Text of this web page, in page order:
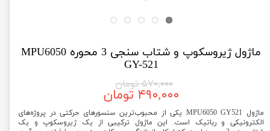
ماژول ژیروسکوپ و شتاب سنجی 3 محوره MPU6050
GY-521
۵۷۰,۰۰۰ تومان
۴۹۰,۰۰۰ تومان
ماژول MPU6050 GY521 یکی از محبوب‌ترین سنسورهای حرکتی در پروژه‌های
الکترونیکی و رباتیک است. این ماژول ترکیبی از یک ژیروسکوپ و یک